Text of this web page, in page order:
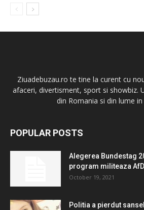
Ziuadebuzau.ro te tine la curent cu
afaceri, divertisment, sport si showbiz.
din Romania si din lume in
POPULAR POSTS
Alegerea Bundestag
program militeaza AfD
October 19, 2021
Politia a pierdut